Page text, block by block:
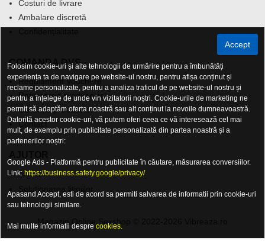
Costuri de livrare
Ambalare discretă
COMANDA DVS.
Regulament Vouchere
Returnarea produselor
Garanția produselor
Contact
ANPC
Magazin Online Sexshop © 2022-2026 Vibreaza.ro
Accept
Folosim cookie-uri și alte tehnologii de urmărire pentru a îmbunătăți
experiența ta de navigare pe website-ul nostru, pentru afișa conținut și
reclame personalizate, pentru a analiza traficul de pe website-ul nostru și
pentru a înțelege de unde vin vizitatorii noștri. Cookie-urile de marketing ne
permit să adaptăm oferta noastră sau alt conținut la nevoile dumneavoastră.
Datorită acestor cookie-uri, vă putem oferi ceea ce vă interesează cel mai
mult, de exemplu prin publicitate personalizată din partea noastră și a
partenerilor noștri:
Google Ads - Platformă pentru publicitate în căutare, măsurarea conversiilor.
Link: https://business.safety.google/privacy/
Apasand Accept, esti de acord sa permiti salvarea de informatii prin cookie-uri
sau tehnologii similare.
Mai multe informatii despre cookies.